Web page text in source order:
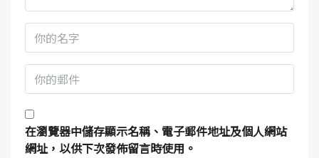
在瀏覽器中儲存顯示名稱、電子郵件地址及個人網站
網址，以供下次發佈留言時使用。